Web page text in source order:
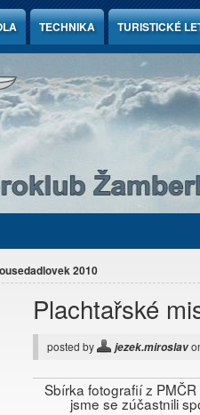
TECHNIKA TURISTICKÉ
2010
Plachtařské
posted by jezek.miroslav
Sbírka fotografií z
jsme se zúčastnili